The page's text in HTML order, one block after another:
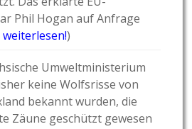
Phil Hogan auf Anfrage
)
Umweltministerium
keine Wolfsrisse von
bekannt wurden, die
Zäune geschützt gewesen